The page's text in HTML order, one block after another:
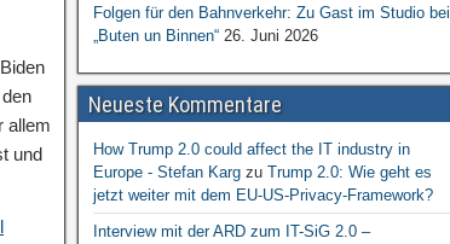
allem
und
Folgen für den Bahnverkehr: Zu Gast im Studio bei
„Buten un Binnen“ 26. Juni 2026
Neueste Kommentare
How Trump 2.0 could affect the IT industry in
Europe - Stefan Kargzu Trump 2.0: Wie geht es
jetzt weiter mit dem EU-US-Privacy-Framework?
Interview mit der ARD zum IT-SiG 2.0 –